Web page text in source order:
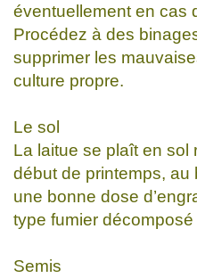
éventuellement en cas
Procédez à des
supprimer les
culture propre.
Le sol
La laitue se plaît en sol
début de printemps,
une bonne dose
type fumier
Semis